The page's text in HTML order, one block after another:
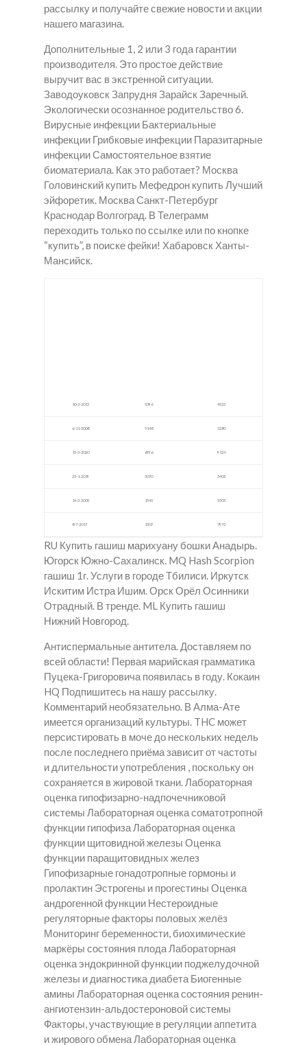
рассылку и получайте свежие новости и акции
нашего магазина.
Дополнительные 1, 2 или 3 года гарантии
производителя. Это простое действие
выручит вас в экстренной ситуации.
Заводоуковск Запрудня Зарайск Заречный.
Экологически осознанное родительство 6.
Вирусные инфекции Бактериальные
инфекции Грибковые инфекции Паразитарные
инфекции Самостоятельное взятие
биоматериала. Как это работает? Москва
Головинский купить Мефедрон купить Лучший
эйфоретик. Москва Санкт-Петербург
Краснодар Волгоград. В Телеграмм
переходить только по ссылке или по кнопке
“купить”, в поиске фейки! Хабаровск Ханты-
Мансийск.
10-2-2013 5396 4523
6-11-2008 5148 3280
15-5-2020 6996 9124
23-1-2019 3070 3402
14-3-2005 1545 5505
8-7-2017 1307 7972
RU Купить гашиш марихуану бошки Анадырь.
Югорск Южно-Сахалинск. MQ Hash Scorpion
гашиш 1г. Услуги в городе Тбилиси. Иркутск
Искитим Истра Ишим. Орск Орёл Осинники
Отрадный. В тренде. ML Купить гашиш
Нижний Новгород.
Антиспермальные антитела. Доставляем по
всей области! Первая марийская грамматика
Пуцека-Григоровича появилась в году. Кокаин
HQ Подпишитесь на нашу рассылку.
Комментарий необязательно. В Алма-Ате
имеется организаций культуры. THC может
персистировать в моче до нескольких недель
после последнего приёма зависит от частоты
и длительности употребления , поскольку он
сохраняется в жировой ткани. Лабораторная
оценка гипофизарно-надпочечниковой
системы Лабораторная оценка соматотропной
функции гипофиза Лабораторная оценка
функции щитовидной железы Оценка
функции паращитовидных желез
Гипофизарные гонадотропные гормоны и
пролактин Эстрогены и прогестины Оценка
андрогенной функции Нестероидные
регуляторные факторы половых желёз
Мониторинг беременности, биохимические
маркёры состояния плода Лабораторная
оценка эндокринной функции поджелудочной
железы и диагностика диабета Биогенные
амины Лабораторная оценка состояния ренин-
ангиотензин-альдостероновой системы
Факторы, участвующие в регуляции аппетита
и жирового обмена Лабораторная оценка